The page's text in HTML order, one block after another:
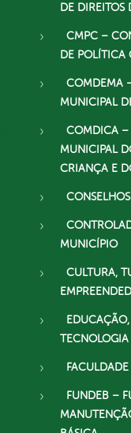
DE DIREITOS
CMPC –
DE POLÍTICA
COMDEMA
MUNICIPAL
COMDICA –
MUNICIPAL
CRIANÇA E
CONSELHOS
MUNICÍPIO
CULTURA,
EDUCAÇÃO,
TECNOLOGIA
FUNDEB –